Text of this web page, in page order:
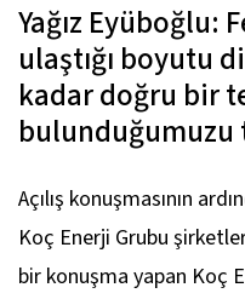
Yağız Eyüboğlu:
ulaştığı boyutu
kadar doğru bir
Açılış konuşmasının
Koç Enerji Grubu
bir konuşma yapan Koç